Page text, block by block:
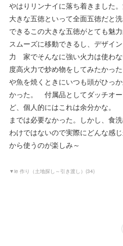
やはりリンナイに落ち着きました
大きな五徳といって全面五徳だと
できるこの大きな五徳がとても魅
スムーズに移動できるし、デザイ
力 家でそんなに強い火力は使わ
度高火力で炒め物をしてみたか
や魚を焼くときにいつも頭がひっ
かった。 付属品としてダッチオ
ど、個人的にはこれは余分かな。
までは必要なかった。しかし、食
わけではないので実際にどんな感
から使うのが楽しみ～
▼ie 作り（土地探し～引き渡し） (34)